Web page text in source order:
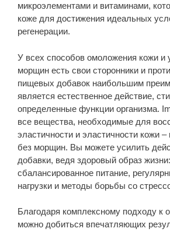
микроэлементами и витаминами,
коже для достижения идеальных
регенерации.
У всех способов омоложения кожи и
морщин есть свои сторонники и
пищевых добавок наибольшим
является естественное действие,
определенные функции организма.
все вещества, необходимые для
эластичности и эластичности кожи –
без морщин. Вы можете усилить
добавки, ведя здоровый образ жизни:
сбалансированное питание,
нагрузки и методы борьбы со
Благодаря комплексному подходу к
можно добиться впечатляющих